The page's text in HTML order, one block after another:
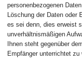
personenbezogenen
Löschung der Daten oder
es sei denn, dies erweist
unverhältnismäßigen
Ihnen steht gegenüber
Empfänger unterrichtet zu